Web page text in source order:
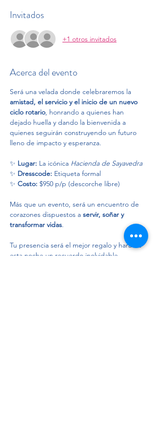
Invitados
+1 otros invitados
Acerca del evento
Será una velada donde celebraremos la
amistad, el servicio y el inicio de un nuevo
ciclo rotario, honrando a quienes han
dejado huella y dando la bienvenida a
quienes seguirán construyendo un futuro
lleno de impacto y esperanza.
✨ Lugar: La icónica Hacienda de Sayavedra
✨ Dresscode: Etiqueta formal
✨ Costo: $950 p/p (descorche libre)
Más que un evento, será un encuentro de
corazones dispuestos a servir, soñar y
transformar vidas.
Tu presencia será el mejor regalo y hará de
esta noche un recuerdo inolvidable.